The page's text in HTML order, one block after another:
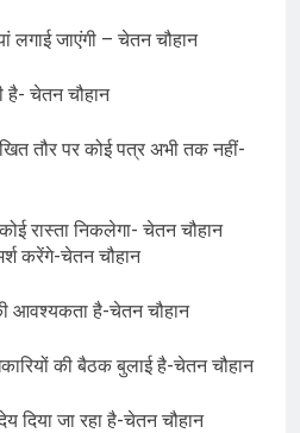
लगाई जाएंगी – चेतन चौहान
चेतन चौहान
तौर पर कोई पत्र अभी तक नहीं-
रास्ता निकलेगा- चेतन चौहान
करेंगे-चेतन चौहान
आवश्यकता है-चेतन चौहान
की बैठक बुलाई है-चेतन चौहान
दिया जा रहा है-चेतन चौहान